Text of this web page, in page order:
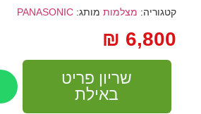
קטגוריה: מצלמות מותג: PANASONIC
₪ 6,800
שריון פריט
באילת